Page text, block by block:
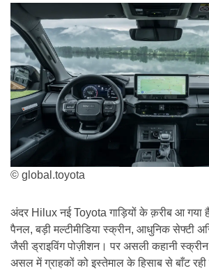
© global.toyota
अंदर Hilux नई Toyota गाड़ियों के क़रीब आ गया
पैनल, बड़ी मल्टीमीडिया स्क्रीन, आधुनिक सेफ्टी
जैसी ड्राइविंग पोज़ीशन। पर असली कहानी
असल में ग्राहकों को इस्तेमाल के हिसाब से बाँट